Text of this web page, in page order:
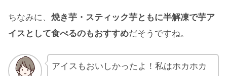
ちなみに、 焼き芋・スティック芋ともに半解凍で芋ア
イスとして食べるのもおすすめだそうですね。
アイスもおいしかったよ！私はホカホカ